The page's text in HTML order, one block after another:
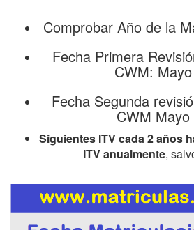
Comprobar Año de la
Fecha Primera
CWM:
Fecha Segunda
CWM Mayo
Siguientes ITV cada 2 años
ITV anualmente,